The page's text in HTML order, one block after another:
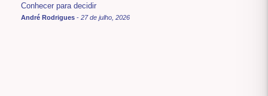
Conhecer para decidir
André Rodrigues - 27 de julho, 2026